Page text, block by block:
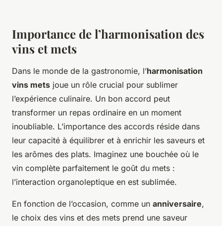
Importance de l’harmonisation des
vins et mets
Dans le monde de la gastronomie, l’harmonisation
vins mets joue un rôle crucial pour sublimer
l’expérience culinaire. Un bon accord peut
transformer un repas ordinaire en un moment
inoubliable. L’importance des accords réside dans
leur capacité à équilibrer et à enrichir les saveurs et
les arômes des plats. Imaginez une bouchée où le
vin complète parfaitement le goût du mets :
l’interaction organoleptique en est sublimée.
En fonction de l’occasion, comme un anniversaire,
le choix des vins et des mets prend une saveur